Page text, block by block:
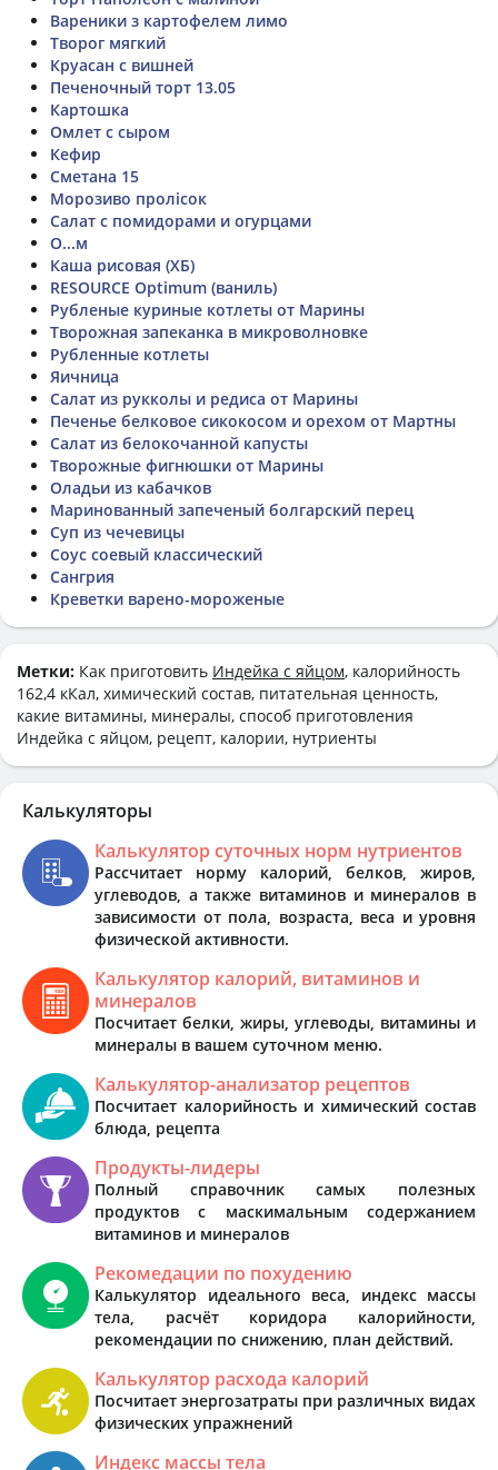
Вареники з картофелем лимо
Творог мягкий
Круасан с вишней
Печеночный торт 13.05
Картошка
Омлет с сыром
Кефир
Сметана 15
Морозиво пролісок
Салат с помидорами и огурцами
О...м
Каша рисовая (ХБ)
RESOURCE Optimum (ваниль)
Рубленые куриные котлеты от Марины
Творожная запеканка в микроволновке
Рубленные котлеты
Яичница
Салат из рукколы и редиса от Марины
Печенье белковое сикокосом и орехом от Мартны
Салат из белокочанной капусты
Творожные фигнюшки от Марины
Оладьи из кабачков
Маринованный запеченый болгарский перец
Суп из чечевицы
Соус соевый классический
Сангрия
Креветки варено-мороженые
Метки: Как приготовить Индейка с яйцом, калорийность
162,4 кКал, химический состав, питательная ценность,
какие витамины, минералы, способ приготовления
Индейка с яйцом, рецепт, калории, нутриенты
Калькуляторы
Калькулятор суточных норм нутриентов
Рассчитает норму калорий, белков, жиров,
углеводов, а также витаминов и минералов в
зависимости от пола, возраста, веса и уровня
физической активности.
Калькулятор калорий, витаминов и
минералов
Посчитает белки, жиры, углеводы, витамины и
минералы в вашем суточном меню.
Калькулятор-анализатор рецептов
Посчитает калорийность и химический состав
блюда, рецепта
Продукты-лидеры
Полный справочник самых полезных
продуктов с маскимальным содержанием
витаминов и минералов
Рекомедации по похудению
Калькулятор идеального веса, индекс массы
тела, расчёт коридора калорийности,
рекомендации по снижению, план действий.
Калькулятор расхода калорий
Посчитает энергозатраты при различных видах
физических упражнений
Индекс массы тела